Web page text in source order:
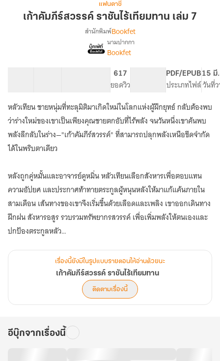
สวรรค์
แฟนตาซี
เก้าคัมภีร์สวรรค์ ราชันไร้เทียมทาน เล่ม 7
เรื่อง
เก้า
คัมภีร์
สวรรค์
ราชัน
ไร้
เทียม
ทาน
สำนักพิมพ์Bookfet
นามปากกา
Bookfet
617
ยอดวิว
PDF/EPUB
ประเภทไฟล์
15 มี
วันที่
หลัวเทียน ชายหนุ่มที่ทะลุมิติมาเกิดใหม่ในโลกแห่งผู้ฝึกยุทธ์ กลับต้องพบ
ว่าร่างใหม่ของเขาเป็นเพียงคุณชายตกอับที่ไร้พลัง จนวันหนึ่งเขาค้นพบ
พลังลึกลับในร่าง—"เก้าคัมภีร์สวรรค์" ที่สามารถปลุกพลังเหนือขีดจำกัด
ได้ในพริบตาเดียว
หลังถูกคู่หมั้นและอาจารย์ดูหมิ่น หลัวเทียนเลือกสังหารเพื่อตอบแทน
ความอัปยศ และประกาศท้าทายตระกูลผู้หนุนหลังให้มาแก้แค้นภายใน
สามเดือน เส้นทางของเขาจึงเริ่มขึ้นด้วยเลือดและเพลิง เขาออกเดินทาง
ฝึกฝน สังหารอสูร รวบรวมทรัพยากรสวรรค์ เพื่อเพิ่มพลังให้ตนเองและ
ปกป้องตระกูลหลัว
แต่ในโลกที่มีกฎแห่งผู้แข็งแกร่งเท่านั้นที่อยู่รอด เส้นทางของเขายังอีก
และทุกก้าวที่เขาเดิน — คือก้าวสู่การเป็น ราชันไร้เทียมทาน ผู้พิชิตสวรรค์
เก้าชั้นฟ้า! (บทที่ 241-280)
เรื่องนี้ยังมีในรูปแบบรายตอนให้อ่านด้วยนะ
เก้าคัมภีร์สวรรค์ ราชันไร้เทียมทาน
ติดตามเรื่องนี้
อีบุ๊กจากเรื่องนี้